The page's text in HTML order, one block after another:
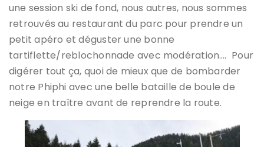
une session ski de fond, nous autres, nous sommes
retrouvés au restaurant du parc pour prendre un
petit apéro et déguster une bonne
tartiflette/reblochonnade avec modération…. Pour
digérer tout ça, quoi de mieux que de bombarder
notre Phiphi avec une belle bataille de boule de
neige en traître avant de reprendre la route.